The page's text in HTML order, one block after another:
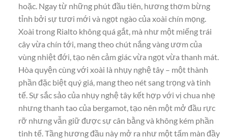
hoặc. Ngay từ những phút đầu tiên, hương thơm bừng
tỉnh bởi sự tươi mới và ngọt ngào của xoài chín mọng.
Xoài trong Rialto không quá gắt, mà như một miếng trái
cây vừa chín tới, mang theo chút nắng vàng ươm của
vùng nhiệt đới, tạo nên cảm giác vừa ngọt vừa thanh mát.
Hòa quyện cùng với xoài là nhụy nghệ tây – một thành
phần đặc biệt quý giá, mang theo nét sang trọng và tinh
tế. Sự sắc sảo của nhụy nghệ tây kết hợp với vị chua nhẹ
nhưng thanh tao của bergamot, tạo nên một mở đầu rực
rỡ nhưng vẫn giữ được sự cân bằng và không kém phần
tinh tế. Tầng hương đầu này mở ra như một tấm màn đầy